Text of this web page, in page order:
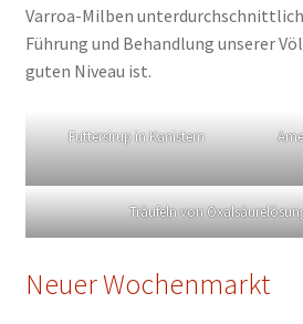
Varroa-Milben
Führung und Behandlung unserer
guten Niveau ist.
Futtersirup in Kanistern
Träufeln von
Neuer Wochenmarkt